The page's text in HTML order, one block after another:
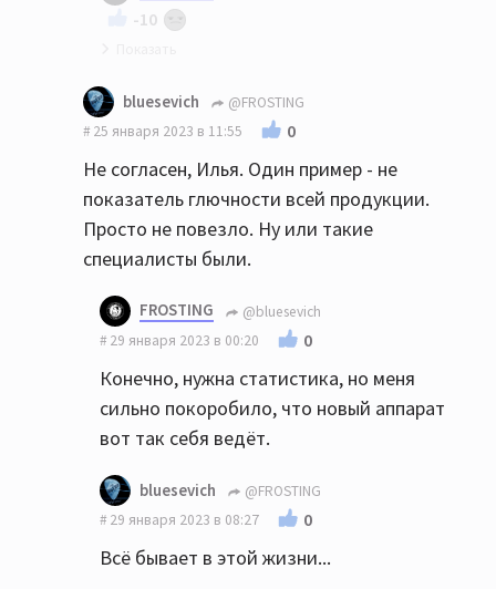
-10
Да, странное дело
bluesevich
@FROSTING
25 января 2023 в 11:55
0
Не согласен, Илья. Один пример - не
показатель глючности всей продукции.
Просто не повезло. Ну или такие
специалисты были.
FROSTING
@bluesevich
29 января 2023 в 00:20
0
Конечно, нужна статистика, но меня
сильно покоробило, что новый аппарат
вот так себя ведёт.
bluesevich
@FROSTING
29 января 2023 в 08:27
0
Всё бывает в этой жизни...